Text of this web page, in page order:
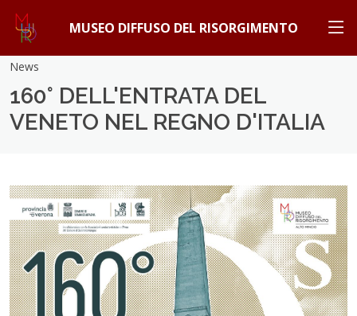
MUSEO DIFFUSO DEL RISORGIMENTO
News
160° DELL'ENTRATA DEL
VENETO NEL REGNO D'ITALIA